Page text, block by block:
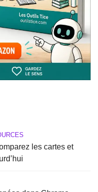
les cartes et